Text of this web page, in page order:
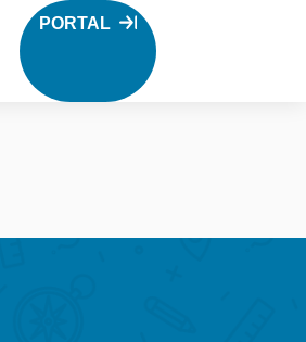
PORTAL